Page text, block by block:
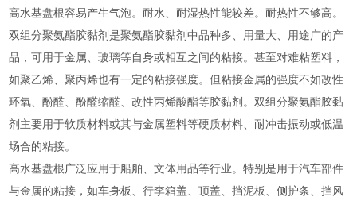
高水基盘根容易产生气泡。耐水、耐湿热性能较差。耐热性不够高。
双组分聚氨酯胶黏剂是聚氨酯胶黏剂中品种多、用量大、用途广的产
品，可用于金属、玻璃等自身或相互之间的粘接。甚至对难粘塑料，
如聚乙烯、聚丙烯也有一定的粘接强度。但粘接金属的强度不如改性
环氧、酚醛、酚醛缩醛、改性丙烯酸酯等胶黏剂。双组分聚氨酯胶黏
剂主要用于软质材料或其与金属塑料等硬质材料、耐冲击振动或低温
场合的粘接。
高水基盘根广泛应用于船舶、文体用品等行业。特别是用于汽车部件
与金属的粘接，如车身板、行李箱盖、顶盖、挡泥板、侧护条、挡风